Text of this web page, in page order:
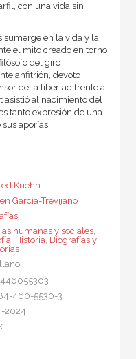
con una vida sin
sumerge en la vida y la
el mito creado en torno
del giro
anfitrión, devoto
de la libertad frente a
asistió al nacimiento del
tanto expresión de una
aporías.
Kuehn
García-Trevijano
humanas y sociales,
, Historia, Biografías y
460-5530-3
2024